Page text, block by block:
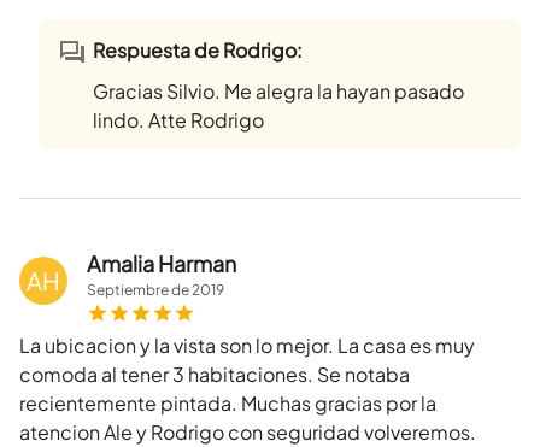
Respuesta de Rodrigo:
Gracias Silvio. Me alegra la hayan pasado
lindo. Atte Rodrigo
AH
Amalia Harman
Septiembrede2019
La ubicacion y la vista son lo mejor. La casa es muy
comoda al tener 3 habitaciones. Se notaba
recientemente pintada. Muchas gracias por la
atencion Ale y Rodrigo con seguridad volveremos.